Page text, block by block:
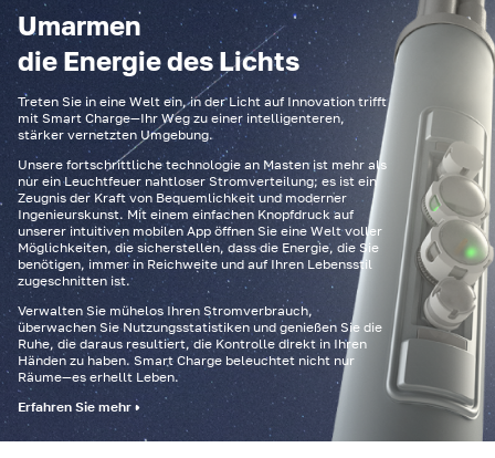
Umarmen
die Energie des Lichts
Treten Sie in eine Welt ein, in der Licht auf Innovation trifft
mit Smart Charge—Ihr Weg zu einer intelligenteren,
stärker vernetzten Umgebung.
Unsere fortschrittliche technologie an Masten ist mehr als
nur ein Leuchtfeuer nahtloser Stromverteilung; es ist ein
Zeugnis der Kraft von Bequemlichkeit und moderner
Ingenieurskunst. Mit einem einfachen Knopfdruck auf
unserer intuitiven mobilen App öffnen Sie eine Welt voller
Möglichkeiten, die sicherstellen, dass die Energie, die Sie
benötigen, immer in Reichweite und auf Ihren Lebensstil
zugeschnitten ist.
Verwalten Sie mühelos Ihren Stromverbrauch,
überwachen Sie Nutzungsstatistiken und genießen Sie die
Ruhe, die daraus resultiert, die Kontrolle direkt in Ihren
Händen zu haben. Smart Charge beleuchtet nicht nur
Räume—es erhellt Leben.
Erfahren Sie mehr